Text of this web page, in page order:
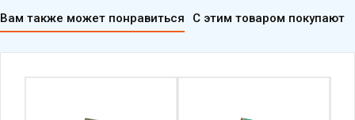
Вам также может понравиться С этим товаром покупают